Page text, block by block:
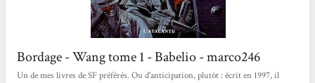
Bordage - Wang tome 1 - Babelio - marco246
Un de mes livres de SF préférés. Ou d'anticipation, plutôt : écrit en 1997, il